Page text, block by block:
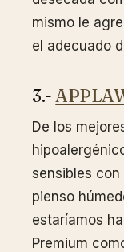
mismo le
el adecuado
3.-
De los
sensibles
pienso
estaríamos
Premium